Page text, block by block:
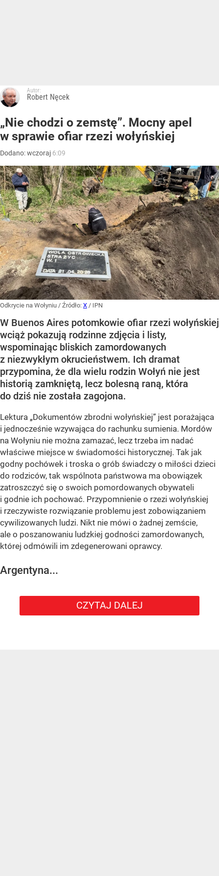
Autor:
Robert Nęcek
„Nie chodzi o zemstę”. Mocny apel
w sprawie ofiar rzezi wołyńskiej
Dodano:wczoraj 6:09
Odkrycie na Wołyniu / Źródło: X / IPN
W Buenos Aires potomkowie ofiar rzezi wołyńskiej
wciąż pokazują rodzinne zdjęcia i listy,
wspominając bliskich zamordowanych
z niezwykłym okrucieństwem. Ich dramat
przypomina, że dla wielu rodzin Wołyń nie jest
historią zamkniętą, lecz bolesną raną, która
do dziś nie została zagojona.
Lektura „Dokumentów zbrodni wołyńskiej” jest porażająca
i jednocześnie wzywająca do rachunku sumienia. Mordów
na Wołyniu nie można zamazać, lecz trzeba im nadać
właściwe miejsce w świadomości historycznej. Tak jak
godny pochówek i troska o grób świadczy o miłości dzieci
do rodziców, tak wspólnota państwowa ma obowiązek
zatroszczyć się o swoich pomordowanych obywateli
i godnie ich pochować. Przypomnienie o rzezi wołyńskiej
i rzeczywiste rozwiązanie problemu jest zobowiązaniem
cywilizowanych ludzi. Nikt nie mówi o żadnej zemście,
ale o poszanowaniu ludzkiej godności zamordowanych,
której odmówili im zdegenerowani oprawcy.
Argentyna...
CZYTAJ DALEJ